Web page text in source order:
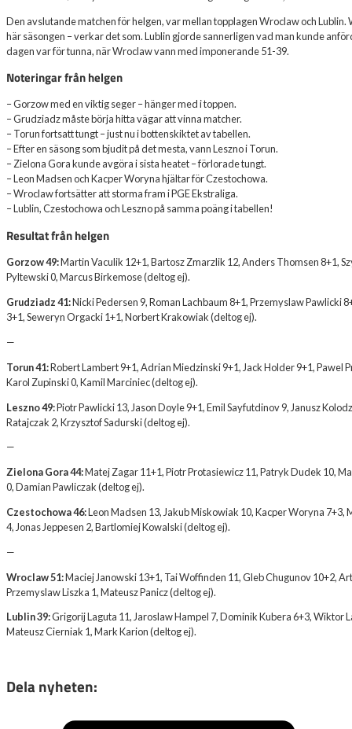
Den avslutande matchen för helgen, var mellan topplagen Wroclaw och
här säsongen – verkar det som. Lublin gjorde sannerligen vad man kunde
dagen var för tunna, när Wroclaw vann med imponerande 51-39.
Noteringar från helgen
– Gorzow med en viktig seger – hänger med i toppen.
– Grudziadz måste börja hitta vägar att vinna matcher.
– Torun fortsatt tungt – just nu i bottenskiktet av tabellen.
– Efter en säsong som bjudit på det mesta, vann Leszno i Torun.
– Zielona Gora kunde avgöra i sista heatet – förlorade tungt.
– Leon Madsen och Kacper Woryna hjältar för Czestochowa.
– Wroclaw fortsätter att storma fram i PGE Ekstraliga.
– Lublin, Czestochowa och Leszno på samma poäng i tabellen!
Resultat från helgen
Gorzow 49:Martin Vaculik 12+1, Bartosz Zmarzlik 12, Anders Thomsen 8+1,
Pyltewski 0, Marcus Birkemose (deltog ej).
Grudziadz 41:Nicki Pedersen 9, Roman Lachbaum 8+1, Przemyslaw Pawlicki
3+1, Seweryn Orgacki 1+1, Norbert Krakowiak (deltog ej).
—
Torun 41:Robert Lambert 9+1, Adrian Miedzinski 9+1, Jack Holder 9+1,
Karol Zupinski 0, Kamil Marciniec (deltog ej).
Leszno 49:Piotr Pawlicki 13, Jason Doyle 9+1, Emil Sayfutdinov 9, Janusz
Ratajczak 2, Krzysztof Sadurski (deltog ej).
—
Zielona Gora 44:Matej Zagar 11+1, Piotr Protasiewicz 11, Patryk Dudek 10,
0, Damian Pawliczak (deltog ej).
Czestochowa 46:Leon Madsen 13, Jakub Miskowiak 10, Kacper Woryna
4, Jonas Jeppesen 2, Bartlomiej Kowalski (deltog ej).
—
Wroclaw 51:Maciej Janowski 13+1, Tai Woffinden 11, Gleb Chugunov 10+2,
Przemyslaw Liszka 1, Mateusz Panicz (deltog ej).
Lublin 39:Grigorij Laguta 11, Jaroslaw Hampel 7, Dominik Kubera 6+3, Wiktor
Mateusz Cierniak 1, Mark Karion (deltog ej).
Dela nyheten: